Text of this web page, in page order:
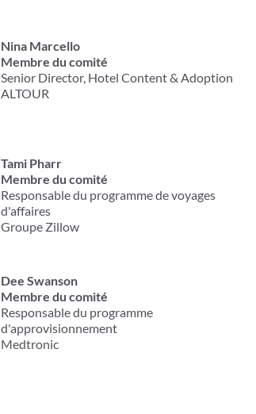
Nina Marcello
Membre du comité
Senior Director, Hotel Content & Adoption
ALTOUR
Tami Pharr
Membre du comité
Responsable du programme de voyages
d'affaires
Groupe Zillow
Dee Swanson
Membre du comité
Responsable du programme
d'approvisionnement
Medtronic